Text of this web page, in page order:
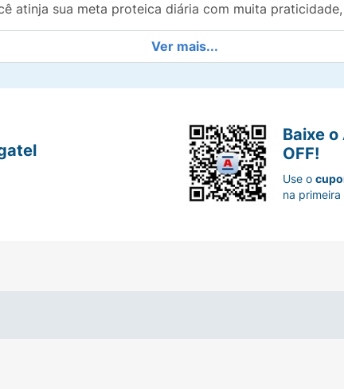
atinja sua meta proteica diária com muita
aminoácidos de rápida absorção e altíssimo valor
a saúde da pele, articulações e tecidos corporais
garantir máxima segurança digestiva a pessoas com
para repor nutrientes, ou como
Ver mais...
Baixe o
OFF!
Use o
na